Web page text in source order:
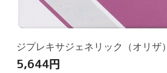
ジプレキサジェネリック（オリザ
5,644円